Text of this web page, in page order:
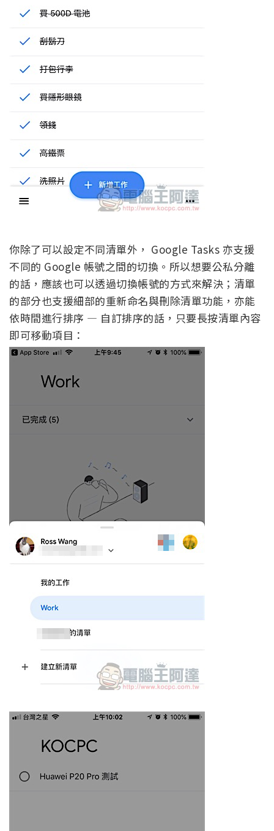
你除了可以設定不同清單外， Google Tasks 亦支援
不同的 Google 帳號之間的切換。所以想要公私分離
的話，應該也可以透過切換帳號的方式來解決；清單
的部分也支援細部的重新命名與刪除清單功能，亦能
依時間進行排序 — 自訂排序的話，只要長按清單內容
即可移動項目：